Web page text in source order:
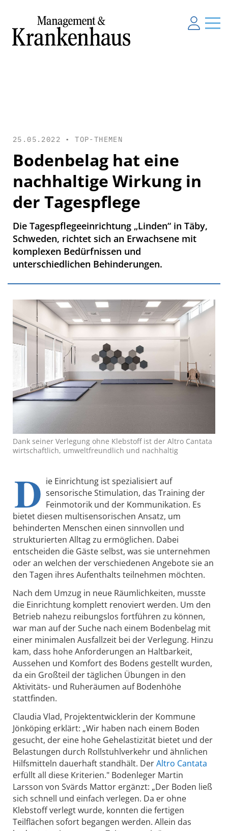
25.05.2022 •TOP-THEMEN
Bodenbelag hat eine
nachhaltige Wirkung in
der Tagespflege
Die Tagespflegeeinrichtung „Linden“ in Täby,
Schweden, richtet sich an Erwachsene mit
komplexen Bedürfnissen und
unterschiedlichen Behinderungen.
Dank seiner Verlegung ohne Klebstoff ist der Altro Cantata
wirtschaftlich, umweltfreundlich und nachhaltig
D ie Einrichtung ist spezialisiert auf
sensorische Stimulation, das Training der
Feinmotorik und der Kommunikation. Es
bietet diesen multisensorischen Ansatz, um
behinderten Menschen einen sinnvollen und
strukturierten Alltag zu ermöglichen. Dabei
entscheiden die Gäste selbst, was sie unternehmen
oder an welchen der verschiedenen Angebote sie an
den Tagen ihres Aufenthalts teilnehmen möchten.
Nach dem Umzug in neue Räumlichkeiten, musste
die Einrichtung komplett renoviert werden. Um den
Betrieb nahezu reibungslos fortführen zu können,
war man auf der Suche nach einem Bodenbelag mit
einer minimalen Ausfallzeit bei der Verlegung. Hinzu
kam, dass hohe Anforderungen an Haltbarkeit,
Aussehen und Komfort des Bodens gestellt wurden,
da ein Großteil der täglichen Übungen in den
Aktivitäts- und Ruheräumen auf Bodenhöhe
stattfinden.
Claudia Vlad, Projektentwicklerin der Kommune
Jönköping erklärt: „Wir haben nach einem Boden
gesucht, der eine hohe Gehelastizität bietet und der
Belastungen durch Rollstuhlverkehr und ähnlichen
Hilfsmitteln dauerhaft standhält. DerAltro Cantata
erfüllt all diese Kriterien." Bodenleger Martin
Larsson von Svärds Mattor ergänzt: „Der Boden ließ
sich schnell und einfach verlegen. Da er ohne
Klebstoff verlegt wurde, konnten die fertigen
Teilflächen sofort begangen werden. Allein das